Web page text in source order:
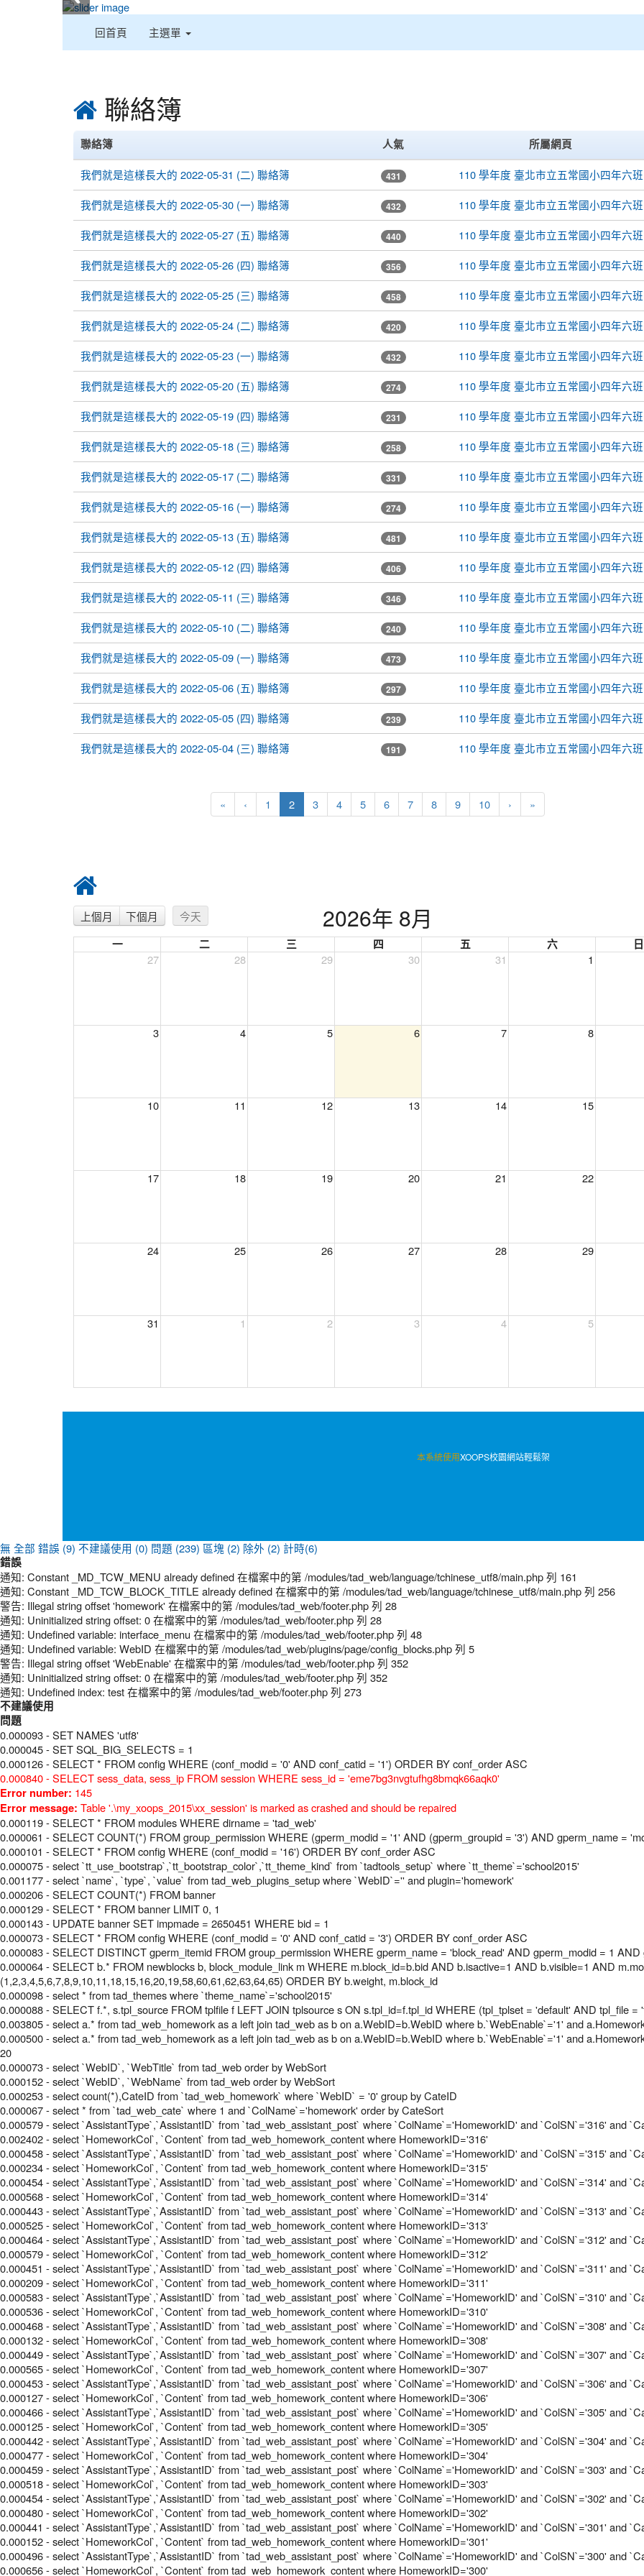
回首頁 主選單
聯絡簿
聯絡簿 人氣
所屬網頁
我們就是這樣長大的 2022-05-31 (二) 聯絡簿
431
110 學年度 臺北市立五常國小四年六班
我們就是這樣長大的 2022-05-30 (一) 聯絡簿
432
110 學年度 臺北市立五常國小四年六班
我們就是這樣長大的 2022-05-27 (五) 聯絡簿
440
110 學年度 臺北市立五常國小四年六班
我們就是這樣長大的 2022-05-26 (四) 聯絡簿
356
110 學年度 臺北市立五常國小四年六班
我們就是這樣長大的 2022-05-25 (三) 聯絡簿
458
110 學年度 臺北市立五常國小四年六班
我們就是這樣長大的 2022-05-24 (二) 聯絡簿
420
110 學年度 臺北市立五常國小四年六班
我們就是這樣長大的 2022-05-23 (一) 聯絡簿
432
110 學年度 臺北市立五常國小四年六班
我們就是這樣長大的 2022-05-20 (五) 聯絡簿
274
110 學年度 臺北市立五常國小四年六班
我們就是這樣長大的 2022-05-19 (四) 聯絡簿
231
110 學年度 臺北市立五常國小四年六班
我們就是這樣長大的 2022-05-18 (三) 聯絡簿
258
110 學年度 臺北市立五常國小四年六班
我們就是這樣長大的 2022-05-17 (二) 聯絡簿
331
110 學年度 臺北市立五常國小四年六班
我們就是這樣長大的 2022-05-16 (一) 聯絡簿
274
110 學年度 臺北市立五常國小四年六班
我們就是這樣長大的 2022-05-13 (五) 聯絡簿
481
110 學年度 臺北市立五常國小四年六班
我們就是這樣長大的 2022-05-12 (四) 聯絡簿
406
110 學年度 臺北市立五常國小四年六班
我們就是這樣長大的 2022-05-11 (三) 聯絡簿
346
110 學年度 臺北市立五常國小四年六班
我們就是這樣長大的 2022-05-10 (二) 聯絡簿
240
110 學年度 臺北市立五常國小四年六班
我們就是這樣長大的 2022-05-09 (一) 聯絡簿
473
110 學年度 臺北市立五常國小四年六班
我們就是這樣長大的 2022-05-06 (五) 聯絡簿
297
110 學年度 臺北市立五常國小四年六班
我們就是這樣長大的 2022-05-05 (四) 聯絡簿
239
110 學年度 臺北市立五常國小四年六班
我們就是這樣長大的 2022-05-04 (三) 聯絡簿
191 110 學年度 臺北市立五常國小四年六班
« ‹ 1 2(current)
3 4 5 6 7 8 9 10 › »
上個月 下個月 今天 2026年 8月
一 二 三 四 五 六
日
27
28 29 30 31 1
3 4 5 6 7 8
10 11 12 13 14 15
17 18 19 20 21 22
24 25 26 27 28 29
31 1 2 3 4 5
本系統使用XOOPS校園網站輕鬆架
無 全部 錯誤 (9) 不建議使用 (0) 問題 (239) 區塊 (2) 除外 (2) 計時(6)
錯誤
通知: Constant _MD_TCW_MENU already defined 在檔案中的第 /modules/tad_web/language/tchinese_utf8/main.php 列 161
通知: Constant _MD_TCW_BLOCK_TITLE already defined 在檔案中的第 /modules/tad_web/language/tchinese_utf8/main.php 列 256
警告: Illegal string offset 'homework' 在檔案中的第 /modules/tad_web/footer.php 列 28
通知: Uninitialized string offset: 0 在檔案中的第 /modules/tad_web/footer.php 列 28
通知: Undefined variable: interface_menu 在檔案中的第 /modules/tad_web/footer.php 列 48
通知: Undefined variable: WebID 在檔案中的第 /modules/tad_web/plugins/page/config_blocks.php 列 5
警告: Illegal string offset 'WebEnable' 在檔案中的第 /modules/tad_web/footer.php 列 352
通知: Uninitialized string offset: 0 在檔案中的第 /modules/tad_web/footer.php 列 352
通知: Undefined index: test 在檔案中的第 /modules/tad_web/footer.php 列 273
不建議使用
問題
0.000093 - SET NAMES 'utf8'
0.000045 - SET SQL_BIG_SELECTS = 1
0.000126 - SELECT * FROM config WHERE (conf_modid = '0' AND conf_catid = '1') ORDER BY conf_order ASC
0.000840 - SELECT sess_data, sess_ip FROM session WHERE sess_id = 'eme7bg3nvgtufhg8bmqk66aqk0'
Error number: 145
Error message: Table '.\my_xoops_2015\xx_session' is marked as crashed and should be repaired
0.000119 - SELECT * FROM modules WHERE dirname = 'tad_web'
0.000061 - SELECT COUNT(*) FROM group_permission WHERE (gperm_modid = '1' AND (gperm_groupid = '3') AND gperm_name =
0.000101 - SELECT * FROM config WHERE (conf_modid = '16') ORDER BY conf_order ASC
0.000075 - select `tt_use_bootstrap`,`tt_bootstrap_color`,`tt_theme_kind` from `tadtools_setup` where `tt_theme`='school2015'
0.001177 - select `name`, `type`, `value` from tad_web_plugins_setup where `WebID`='' and plugin='homework'
0.000206 - SELECT COUNT(*) FROM banner
0.000129 - SELECT * FROM banner LIMIT 0, 1
0.000143 - UPDATE banner SET impmade = 2650451 WHERE bid = 1
0.000073 - SELECT * FROM config WHERE (conf_modid = '0' AND conf_catid = '3') ORDER BY conf_order ASC
0.000083 - SELECT DISTINCT gperm_itemid FROM group_permission WHERE gperm_name = 'block_read' AND gperm_modid = 1
0.000064 - SELECT b.* FROM newblocks b, block_module_link m WHERE m.block_id=b.bid AND b.isactive=1 AND b.visible=1 AND
(1,2,3,4,5,6,7,8,9,10,11,18,15,16,20,19,58,60,61,62,63,64,65) ORDER BY b.weight, m.block_id
0.000098 - select * from tad_themes where `theme_name`='school2015'
0.000088 - SELECT f.*, s.tpl_source FROM tplfile f LEFT JOIN tplsource s ON s.tpl_id=f.tpl_id WHERE (tpl_tplset = 'default' AND tpl_file
0.003805 - select a.* from tad_web_homework as a left join tad_web as b on a.WebID=b.WebID where b.`WebEnable`='1' and
0.000500 - select a.* from tad_web_homework as a left join tad_web as b on a.WebID=b.WebID where b.`WebEnable`='1' and
20
0.000073 - select `WebID`, `WebTitle` from tad_web order by WebSort
0.000152 - select `WebID`, `WebName` from tad_web order by WebSort
0.000253 - select count(*),CateID from `tad_web_homework` where `WebID` = '0' group by CateID
0.000067 - select * from `tad_web_cate` where 1 and `ColName`='homework' order by CateSort
0.000579 - select `AssistantType`,`AssistantID` from `tad_web_assistant_post` where `ColName`='HomeworkID' and `ColSN`='316' and
0.002402 - select `HomeworkCol`, `Content` from tad_web_homework_content where HomeworkID='316'
0.000458 - select `AssistantType`,`AssistantID` from `tad_web_assistant_post` where `ColName`='HomeworkID' and `ColSN`='315' and
0.000234 - select `HomeworkCol`, `Content` from tad_web_homework_content where HomeworkID='315'
0.000454 - select `AssistantType`,`AssistantID` from `tad_web_assistant_post` where `ColName`='HomeworkID' and `ColSN`='314' and
0.000568 - select `HomeworkCol`, `Content` from tad_web_homework_content where HomeworkID='314'
0.000443 - select `AssistantType`,`AssistantID` from `tad_web_assistant_post` where `ColName`='HomeworkID' and `ColSN`='313' and
0.000525 - select `HomeworkCol`, `Content` from tad_web_homework_content where HomeworkID='313'
0.000464 - select `AssistantType`,`AssistantID` from `tad_web_assistant_post` where `ColName`='HomeworkID' and `ColSN`='312' and
0.000579 - select `HomeworkCol`, `Content` from tad_web_homework_content where HomeworkID='312'
0.000451 - select `AssistantType`,`AssistantID` from `tad_web_assistant_post` where `ColName`='HomeworkID' and `ColSN`='311' and
0.000209 - select `HomeworkCol`, `Content` from tad_web_homework_content where HomeworkID='311'
0.000583 - select `AssistantType`,`AssistantID` from `tad_web_assistant_post` where `ColName`='HomeworkID' and `ColSN`='310' and
0.000536 - select `HomeworkCol`, `Content` from tad_web_homework_content where HomeworkID='310'
0.000468 - select `AssistantType`,`AssistantID` from `tad_web_assistant_post` where `ColName`='HomeworkID' and `ColSN`='308' and
0.000132 - select `HomeworkCol`, `Content` from tad_web_homework_content where HomeworkID='308'
0.000449 - select `AssistantType`,`AssistantID` from `tad_web_assistant_post` where `ColName`='HomeworkID' and `ColSN`='307' and
0.000565 - select `HomeworkCol`, `Content` from tad_web_homework_content where HomeworkID='307'
0.000453 - select `AssistantType`,`AssistantID` from `tad_web_assistant_post` where `ColName`='HomeworkID' and `ColSN`='306' and
0.000127 - select `HomeworkCol`, `Content` from tad_web_homework_content where HomeworkID='306'
0.000466 - select `AssistantType`,`AssistantID` from `tad_web_assistant_post` where `ColName`='HomeworkID' and `ColSN`='305' and
0.000125 - select `HomeworkCol`, `Content` from tad_web_homework_content where HomeworkID='305'
0.000442 - select `AssistantType`,`AssistantID` from `tad_web_assistant_post` where `ColName`='HomeworkID' and `ColSN`='304' and
0.000477 - select `HomeworkCol`, `Content` from tad_web_homework_content where HomeworkID='304'
0.000459 - select `AssistantType`,`AssistantID` from `tad_web_assistant_post` where `ColName`='HomeworkID' and `ColSN`='303' and
0.000518 - select `HomeworkCol`, `Content` from tad_web_homework_content where HomeworkID='303'
0.000454 - select `AssistantType`,`AssistantID` from `tad_web_assistant_post` where `ColName`='HomeworkID' and `ColSN`='302' and
0.000480 - select `HomeworkCol`, `Content` from tad_web_homework_content where HomeworkID='302'
0.000441 - select `AssistantType`,`AssistantID` from `tad_web_assistant_post` where `ColName`='HomeworkID' and `ColSN`='301' and
0.000152 - select `HomeworkCol`, `Content` from tad_web_homework_content where HomeworkID='301'
0.000496 - select `AssistantType`,`AssistantID` from `tad_web_assistant_post` where `ColName`='HomeworkID' and `ColSN`='300' and
0.000656 - select `HomeworkCol`, `Content` from tad_web_homework_content where HomeworkID='300'